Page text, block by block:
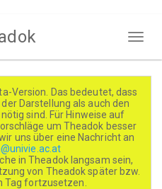
Version. Das bedeutet, dass
Darstellung als auch den
sind. Für Hinweise auf
um Theadok besser
uns über eine Nachricht an
in Theadok langsam sein,
von Theadok später bzw.
Tag fortzusetzen.